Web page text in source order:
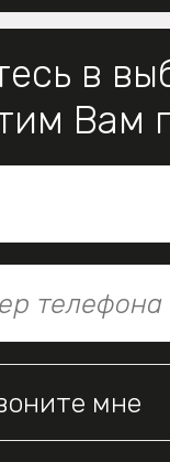
в
Вам